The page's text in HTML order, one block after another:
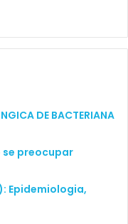
DE BACTERIANA
preocupar
Epidemiologia,